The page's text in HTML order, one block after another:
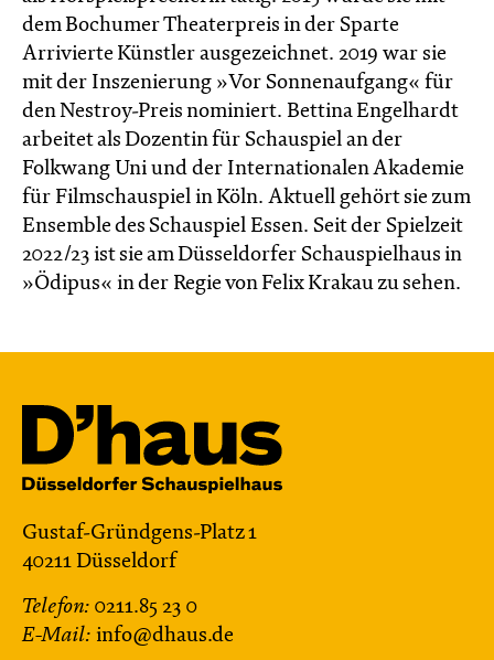
dem Bochumer Theaterpreis in der Sparte
Arrivierte Künstler ausgezeichnet. 2019 war sie
mit der Inszenierung »Vor Sonnenaufgang« für
den Nestroy-Preis nominiert. Bettina Engelhardt
arbeitet als Dozentin für Schauspiel an der
Folkwang Uni und der Internationalen Akademie
für Filmschauspiel in Köln. Aktuell gehört sie zum
Ensemble des Schauspiel Essen. Seit der Spielzeit
2022/23 ist sie am Düsseldorfer Schauspielhaus in
»Ödipus« in der Regie von Felix Krakau zu sehen.
Gustaf-Gründgens-Platz 1
40211 Düsseldorf
Telefon: 0211.85 23 0
E-Mail: info@dhaus.de